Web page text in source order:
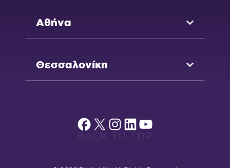
Αθήνα
Θεσσαλονίκη
Facebook
X Instagram
Linkedin
YouTube